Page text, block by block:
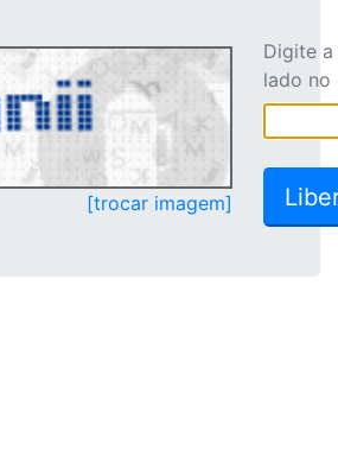
[trocar imagem]
Digite
lado no